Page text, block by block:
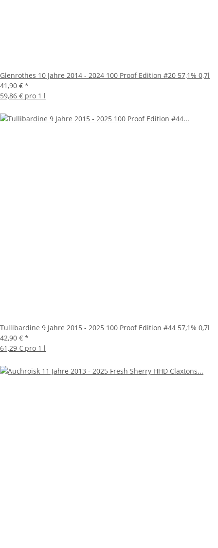
Glenrothes 10 Jahre 2014 - 2024 100 Proof Edition #20 57,1% 0,7l
41,90 € *
59,86 € pro 1 l
Tullibardine 9 Jahre 2015 - 2025 100 Proof Edition #44 57,1% 0,7l
42,90 € *
61,29 € pro 1 l